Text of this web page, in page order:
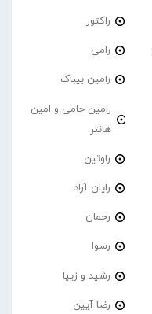
راکتور
رامی
رامین بیباک
رامین حامی و امین
هانتر
راوتین
رایان آراد
رحمان
رسوا
رشید و زیپا
رضا آیین